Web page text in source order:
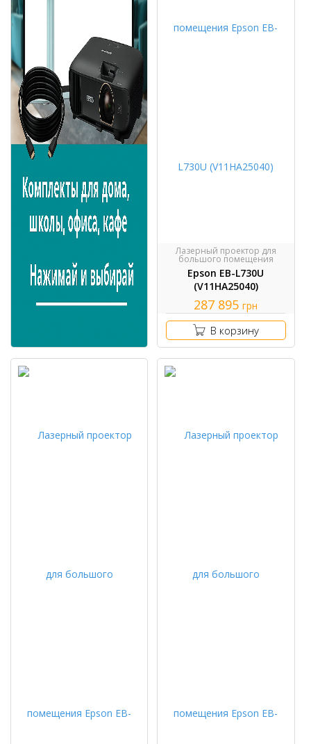
Лазерный проектор для
большого помещения
Epson EB-L730U
(V11HA25040)
287 895 грн
В корзину